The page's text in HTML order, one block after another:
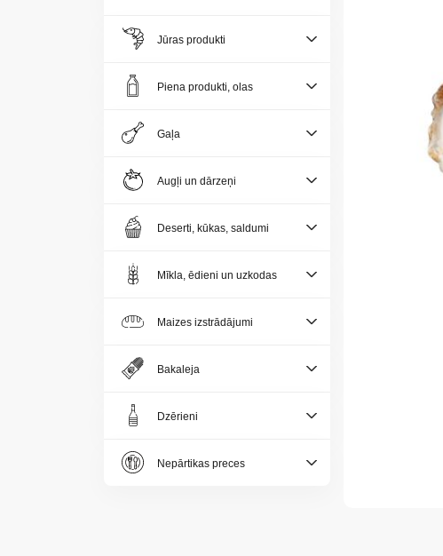
Jūras produkti
Piena produkti, olas
Gaļa
Augļi un dārzeņi
Deserti, kūkas, saldumi
Mīkla, ēdieni un uzkodas
Maizes izstrādājumi
Bakaleja
Dzērieni
Nepārtikas preces